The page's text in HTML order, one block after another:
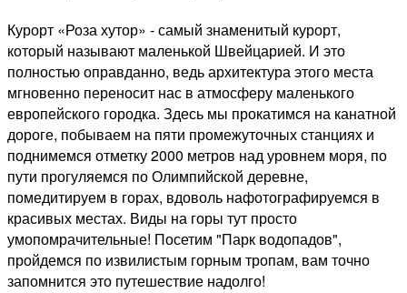
Курорт «Роза хутор» - самый знаменитый курорт,
который называют маленькой Швейцарией. И это
полностью оправданно, ведь архитектура этого места
мгновенно переносит нас в атмосферу маленького
европейского городка. Здесь мы прокатимся на канатной
дороге, побываем на пяти промежуточных станциях и
поднимемся отметку 2000 метров над уровнем моря, по
пути прогуляемся по Олимпийской деревне,
помедитируем в горах, вдоволь нафотографируемся в
красивых местах. Виды на горы тут просто
умопомрачительные! Посетим "Парк водопадов",
пройдемся по извилистым горным тропам, вам точно
запомнится это путешествие надолго!